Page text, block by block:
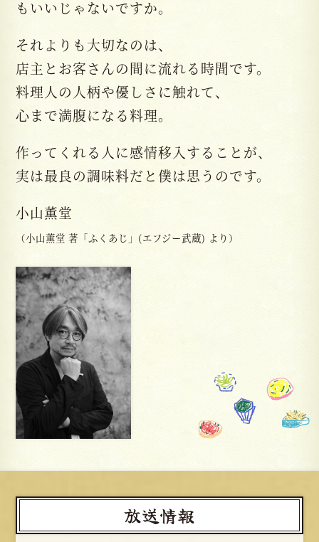
もいいじゃないですか。
それよりも大切なのは、
店主とお客さんの間に流れる時間です。
料理人の人柄や優しさに触れて、
心まで満腹になる料理。
作ってくれる人に感情移入することが、
実は最良の調味料だと僕は思うのです。
小山薫堂
（小山薫堂 著「ふくあじ」(エフジー武蔵) より）
放送情報